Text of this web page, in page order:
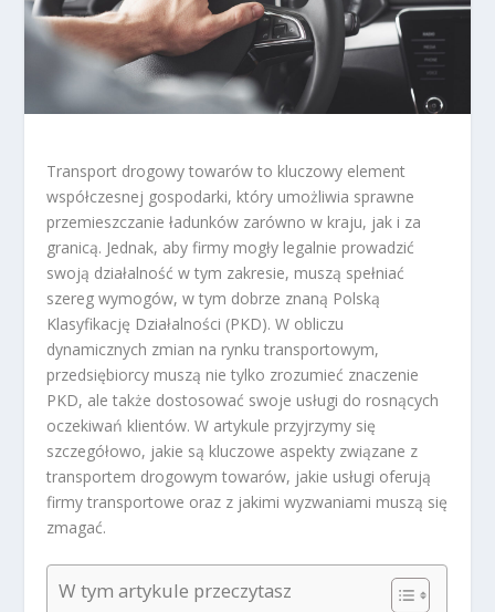
Transport drogowy towarów to kluczowy element
współczesnej gospodarki, który umożliwia sprawne
przemieszczanie ładunków zarówno w kraju, jak i za
granicą. Jednak, aby firmy mogły legalnie prowadzić
swoją działalność w tym zakresie, muszą spełniać
szereg wymogów, w tym dobrze znaną Polską
Klasyfikację Działalności (PKD). W obliczu
dynamicznych zmian na rynku transportowym,
przedsiębiorcy muszą nie tylko zrozumieć znaczenie
PKD, ale także dostosować swoje usługi do rosnących
oczekiwań klientów. W artykule przyjrzymy się
szczegółowo, jakie są kluczowe aspekty związane z
transportem drogowym towarów, jakie usługi oferują
firmy transportowe oraz z jakimi wyzwaniami muszą się
zmagać.
W tym artykule przeczytasz